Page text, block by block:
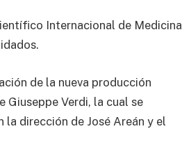
Internacional de Medicina
de la nueva producción
Giuseppe Verdi, la cual se
dirección de José Areán y el